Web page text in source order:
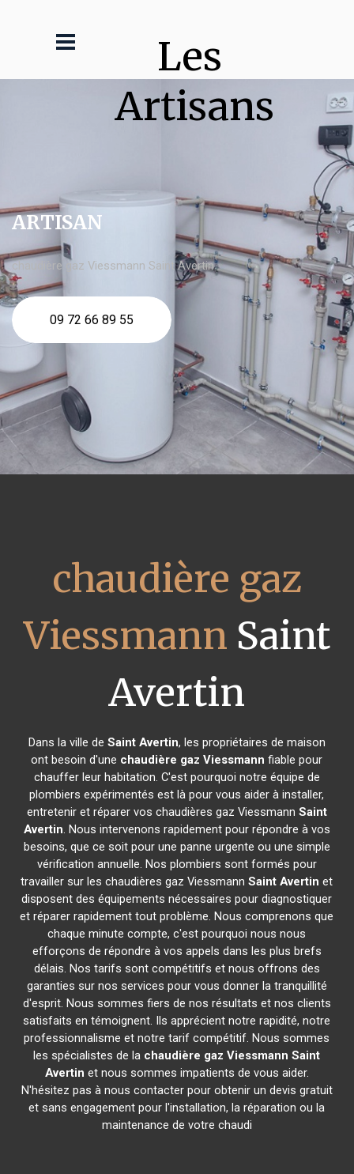
Les
Artisans
ARTISAN
chaudière gaz Viessmann Saint Avertin
09 72 66 89 55
chaudière gaz
Viessmann Saint
Avertin
Dans la ville de Saint Avertin, les propriétaires de maison
ont besoin d'une chaudière gaz Viessmann fiable pour
chauffer leur habitation. C'est pourquoi notre équipe de
plombiers expérimentés est là pour vous aider à installer,
entretenir et réparer vos chaudières gaz Viessmann Saint
Avertin. Nous intervenons rapidement pour répondre à vos
besoins, que ce soit pour une panne urgente ou une simple
vérification annuelle. Nos plombiers sont formés pour
travailler sur les chaudières gaz ViessmannSaint Avertin et
disposent des équipements nécessaires pour diagnostiquer
et réparer rapidement tout problème. Nous comprenons que
chaque minute compte, c'est pourquoi nous nous
efforçons de répondre à vos appels dans les plus brefs
délais. Nos tarifs sont compétitifs et nous offrons des
garanties sur nos services pour vous donner la tranquillité
d'esprit. Nous sommes fiers de nos résultats et nos clients
satisfaits en témoignent. Ils apprécient notre rapidité, notre
professionnalisme et notre tarif compétitif. Nous sommes
les spécialistes de la chaudière gaz Viessmann Saint
Avertin et nous sommes impatients de vous aider.
N'hésitez pas à nous contacter pour obtenir un devis gratuit
et sans engagement pour l'installation, la réparation ou la
maintenance de votre chaudi